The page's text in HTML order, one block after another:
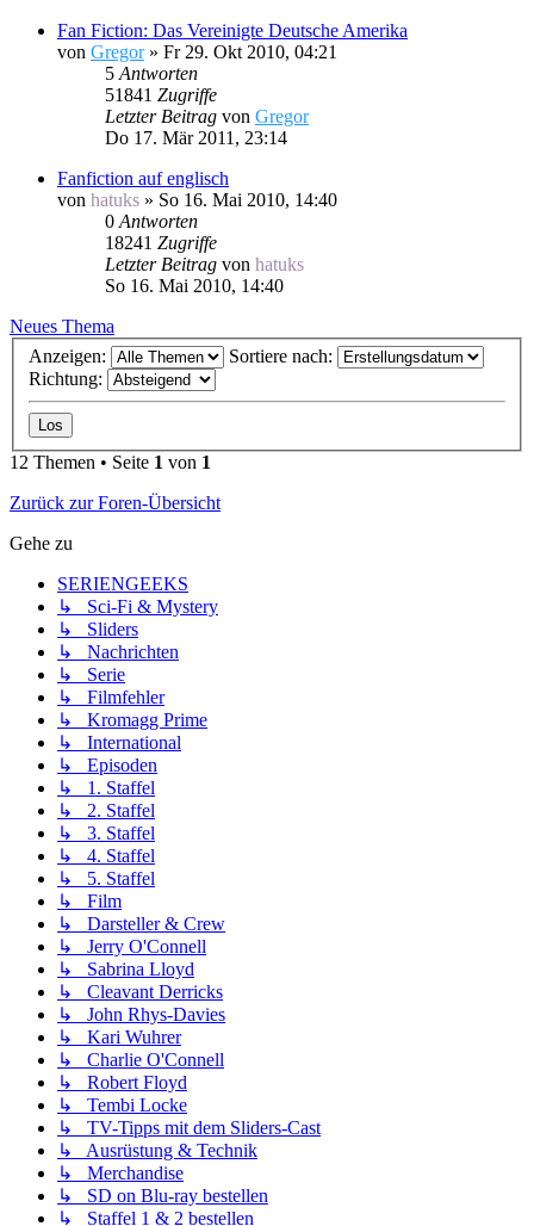
Fan Fiction: Das Vereinigte Deutsche Amerika
von Gregor» Fr 29. Okt 2010, 04:21
5 Antworten
51841 Zugriffe
Letzter Beitrag von Gregor
Do 17. Mär 2011, 23:14
Fanfiction auf englisch
von hatuks » So 16. Mai 2010, 14:40
0 Antworten
18241 Zugriffe
Letzter Beitrag von hatuks
So 16. Mai 2010, 14:40
Neues Thema
Anzeigen:
Sortiere nach:
Richtung:
12 Themen • Seite 1 von 1
Zurück zur Foren-Übersicht
Gehe zu
SERIENGEEKS
↳ Sci-Fi & Mystery
↳ Sliders
↳ Nachrichten
↳ Serie
↳ Filmfehler
↳ Kromagg Prime
↳ International
↳ Episoden
↳ 1. Staffel
↳ 2. Staffel
↳ 3. Staffel
↳ 4. Staffel
↳ 5. Staffel
↳ Film
↳ Darsteller & Crew
↳ Jerry O'Connell
↳ Sabrina Lloyd
↳ Cleavant Derricks
↳ John Rhys-Davies
↳ Kari Wuhrer
↳ Charlie O'Connell
↳ Robert Floyd
↳ Tembi Locke
↳ TV-Tipps mit dem Sliders-Cast
↳ Ausrüstung & Technik
↳ Merchandise
↳ SD on Blu-ray bestellen
↳ Staffel 1 & 2 bestellen